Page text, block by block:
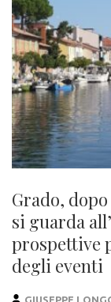
Grado,
si guarda
prospettive
degli eventi
GIUSEPPE